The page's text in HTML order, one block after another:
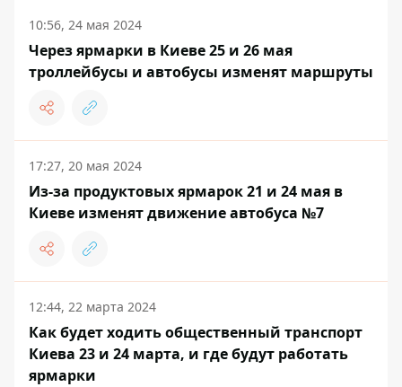
10:56, 24 мая 2024
Через ярмарки в Киеве 25 и 26 мая
троллейбусы и автобусы изменят маршруты
17:27, 20 мая 2024
Из-за продуктовых ярмарок 21 и 24 мая в
Киеве изменят движение автобуса №7
12:44, 22 марта 2024
Как будет ходить общественный транспорт
Киева 23 и 24 марта, и где будут работать
ярмарки